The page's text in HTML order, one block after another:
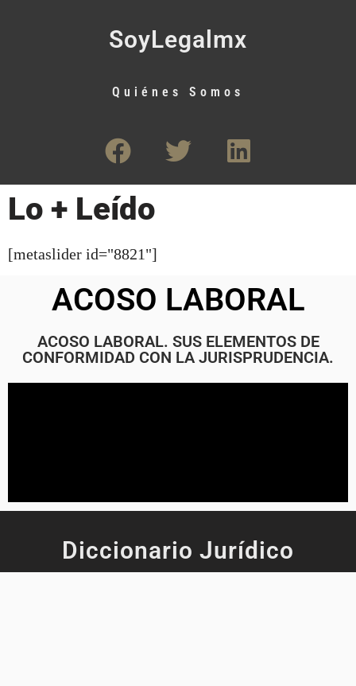
SoyLegalmx
Quiénes Somos
Lo + Leído
[metaslider id="8821"]
ACOSO LABORAL
ACOSO LABORAL. SUS ELEMENTOS DE
CONFORMIDAD CON LA JURISPRUDENCIA.
Diccionario Jurídico